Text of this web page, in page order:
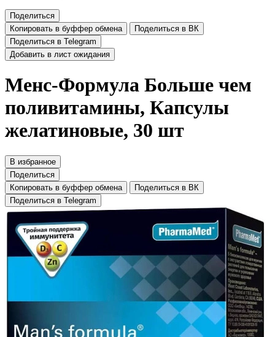
Поделиться
Копировать в буффер обмена
Поделиться в ВК
Поделиться в Telegram
Добавить в лист ожидания
Менс-Формула Больше чем
поливитамины, Капсулы
желатиновые, 30 шт
В избранное
Поделиться
Копировать в буффер обмена
Поделиться в ВК
Поделиться в Telegram